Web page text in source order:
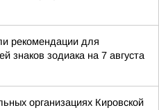
рекомендации для
знаков зодиака на 7 августа
организациях Кировской